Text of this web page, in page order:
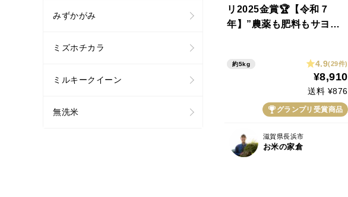
リ2025金賞🏆【令和７
年】”農薬も肥料もサヨナ
米）
約5kg 4.9(29件)
¥8,910
送料 ¥876
グランプリ受賞商品
滋賀県長浜市
お米の家倉
みずかがみ
ミズホチカラ
ミルキークイーン
無洗米